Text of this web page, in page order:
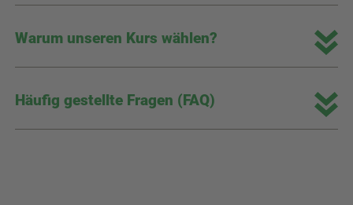
Warum unseren Kurs wählen?
Häufig gestellte Fragen (FAQ)